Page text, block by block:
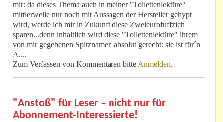
mir: da dieses Thema auch in meiner "Toilettenlektüre"
mittlerweile nur noch mit Aussagen der Hersteller gehypt
wird, werde ich mir in Zukunft diese Zweieurofuffzich
sparen...denn inhaltlich wird diese "Toilettenlektüre" ihrem
von mir gegebenen Spitznamen absolut gerecht: sie ist für´n
A....
Zum Verfassen von Kommentaren bitte Anmelden.
"Anstoß" für Leser – nicht nur für
Abonnement-Interessierte!